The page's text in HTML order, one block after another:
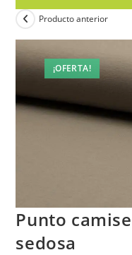
¡OFERTA!
Producto anterior
Punto
sedosa